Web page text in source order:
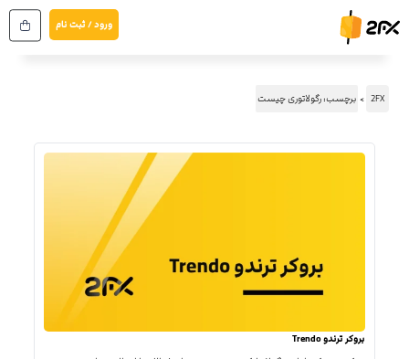
به
ورود / ثبت نام
2FX برچسب: رگولاتوری چیست
بروکر ترندو Trendo